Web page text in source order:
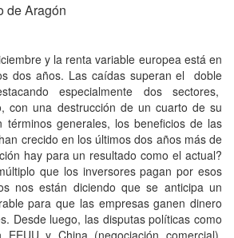
de Aragón
y la renta variable europea está en
dos años. Las caídas superan el doble
especialmente dos sectores,
con una destrucción de un cuarto de su
generales, los beneficios de las
crecido en los últimos dos años más de
hay para un resultado como el actual?
que los inversores pagan por esos
nos están diciendo que se anticipa un
para que las empresas ganen dinero
Desde luego, las disputas políticas como